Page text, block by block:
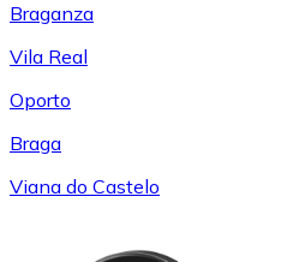
Braganza
Vila Real
Oporto
Braga
Viana do Castelo